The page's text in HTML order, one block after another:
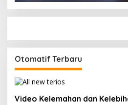
Otomatif Terbaru
Video Kelemahan dan